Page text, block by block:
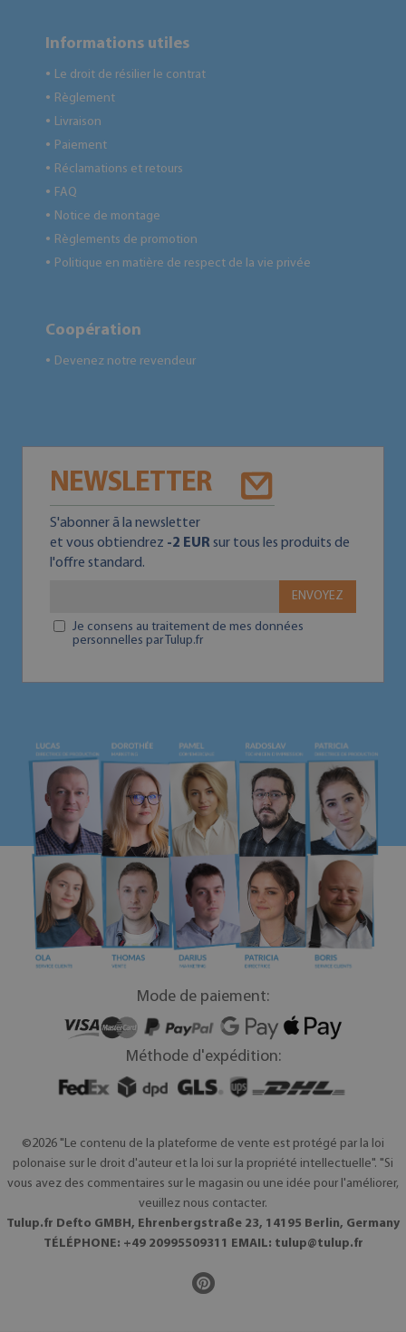
Informations utiles
● Le droit de résilier le contrat
● Règlement
● Livraison
● Paiement
● Réclamations et retours
● FAQ
● Notice de montage
● Règlements de promotion
● Politique en matière de respect de la vie privée
Coopération
● Devenez notre revendeur
NEWSLETTER
S'abonner ā la newsletter
et vous obtiendrez -2 EUR sur tous les produits de
l'offre standard.
ENVOYEZ
Je consens au traitement de mes données
personnelles par Tulup.fr
Mode de paiement:
Méthode d'expédition:
©2026 "Le contenu de la plateforme de vente est protégé par la loi
polonaise sur le droit d'auteur et la loi sur la propriété intellectuelle". "Si
vous avez des commentaires sur le magasin ou une idée pour l'améliorer,
veuillez nous contacter.
Tulup.fr Defto GMBH, Ehrenbergstraße 23, 14195 Berlin, Germany
TÉLÉPHONE: +49 20995509311 EMAIL: tulup@tulup.fr